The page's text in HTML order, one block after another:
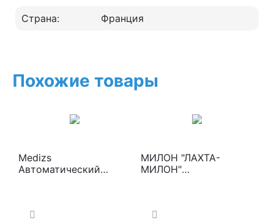
Страна: Франция
Похожие товары
Medizs
Автоматический
МИЛОН "ЛАХТА-
МИЛОН"
коагуляции